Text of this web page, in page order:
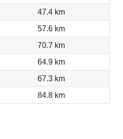
47.4 km
57.6 km
70.7 km
64.9 km
67.3 km
84.8 km